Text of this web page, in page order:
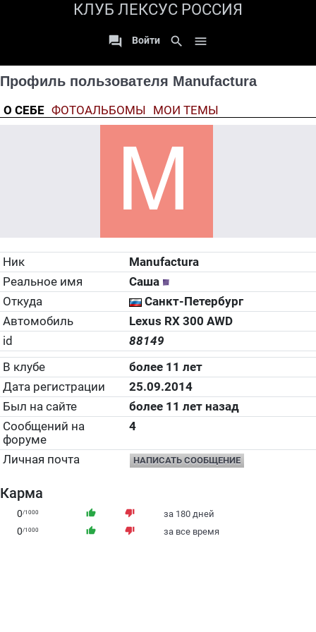
КЛУБ ЛЕКСУС РОССИЯ
 Войти search 
Профиль пользователя Manufactura
О СЕБЕ ФОТОАЛЬБОМЫ МОИ ТЕМЫ
Ник
Manufactura
Реальное имя
Саша
Откуда
Санкт-Петербург
Автомобиль
Lexus RX 300 АWD
id
88149
В клубе
более 11 лет
Дата регистрации
25.09.2014
Был на сайте
более 11 лет назад
Сообщений на
форуме
4
Личная почта НАПИСАТЬ СООБЩЕНИЕ
Карма
0/1000 thumb_up thumb_down за 180 дней
0/1000 thumb_up thumb_down за все время